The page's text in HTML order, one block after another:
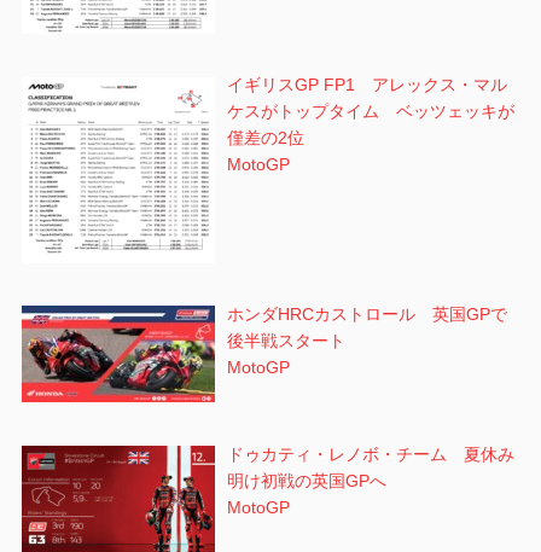
イギリスGP FP1 アレックス・マル
ケスがトップタイム ベッツェッキが
僅差の2位
MotoGP
ホンダHRCカストロール 英国GPで
後半戦スタート
MotoGP
ドゥカティ・レノボ・チーム 夏休み
明け初戦の英国GPへ
MotoGP